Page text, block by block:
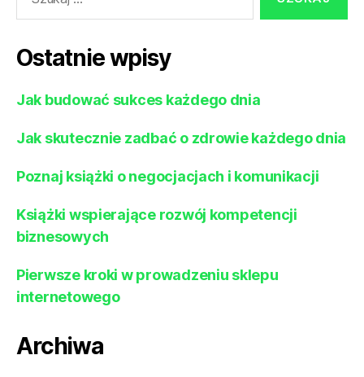
Ostatnie wpisy
Jak budować sukces każdego dnia
Jak skutecznie zadbać o zdrowie każdego dnia
Poznaj książki o negocjacjach i komunikacji
Książki wspierające rozwój kompetencji
biznesowych
Pierwsze kroki w prowadzeniu sklepu
internetowego
Archiwa